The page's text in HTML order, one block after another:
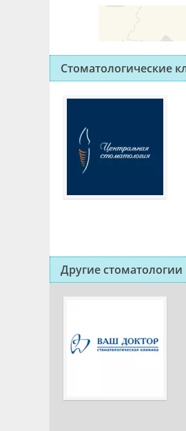
Стоматологические
Другие стоматологии